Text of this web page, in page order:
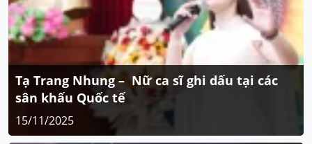
Tạ Trang Nhung – Nữ ca sĩ ghi dấu tại các
sân khấu Quốc tế
15/11/2025